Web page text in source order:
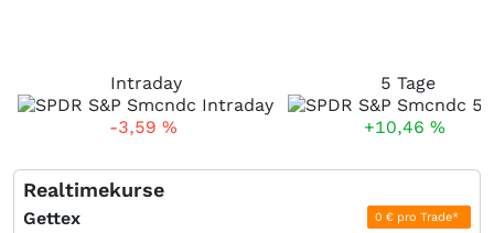
Intraday
-3,59 %
5 Tage
+10,46 %
Realtimekurse
Gettex 0 € pro Trade*